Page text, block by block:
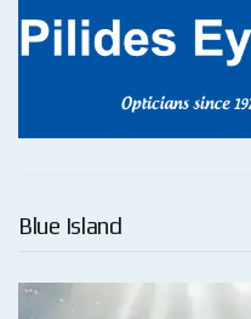
Blue Island